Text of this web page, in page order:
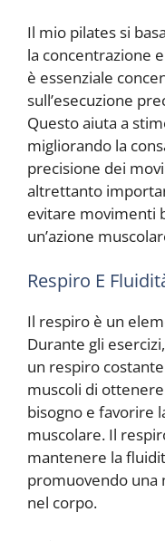
Il mio pilates si
la concentrazione
è essenziale
sull’esecuzione
Questo aiuta a
migliorando la
precisione dei
altrettanto
evitare movimenti
un’azione
Respiro E
Il respiro è un
Durante gli
un respiro
muscoli di ottenere
bisogno e favorire
muscolare. Il
mantenere la
promuovendo una
nel corpo.